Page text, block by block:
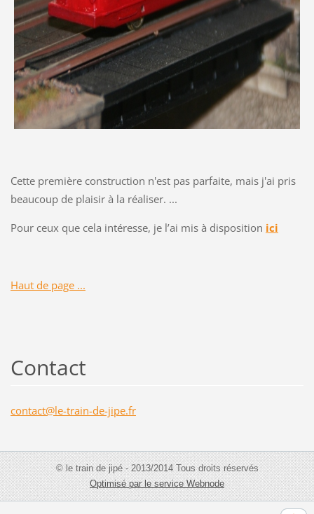
Cette première construction n'est pas parfaite, mais j'ai pris
beaucoup de plaisir à la réaliser. ...
Pour ceux que cela intéresse, je l’ai mis à disposition ici
Haut de page ...
Contact
contact@le-train-de-jipe.fr
© le train de jipé - 2013/2014 Tous droits réservés
Optimisé par le service Webnode